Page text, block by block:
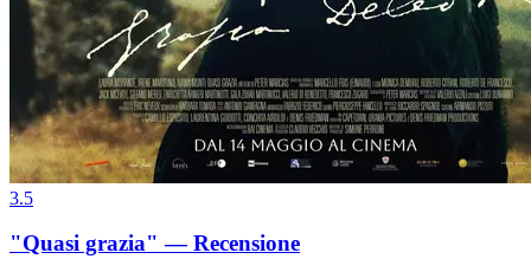
3.5
"Quasi grazia" — Recensione